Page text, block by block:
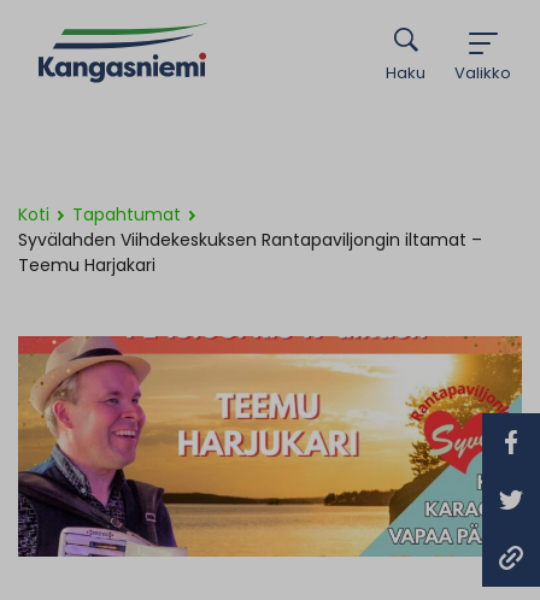
Valikko
Haku
Koti
Tapahtumat
Syvälahden Viihdekeskuksen Rantapaviljongin iltamat –
Teemu Harjakari